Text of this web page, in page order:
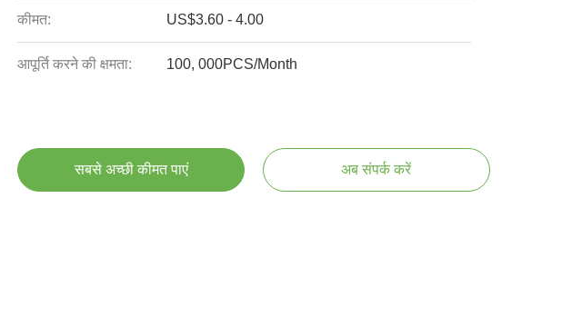
कीमत: US$3.60 - 4.00
आपूर्ति करने की क्षमता: 100, 000PCS/Month
सबसे अच्छी कीमत पाएं अब संपर्क करें